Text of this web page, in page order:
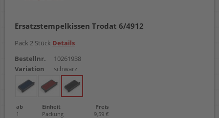
Ersatzstempelkissen Trodat 6/4912
Pack 2 Stück Details
Bestellnr.
10261938
Variation
schwarz
ab Einheit
Preis
1
Packung 9,59 €